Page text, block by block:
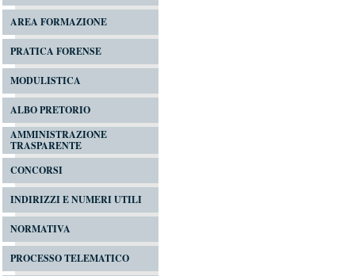
AREA FORMAZIONE
PRATICA FORENSE
MODULISTICA
ALBO PRETORIO
AMMINISTRAZIONE
TRASPARENTE
CONCORSI
INDIRIZZI E NUMERI UTILI
NORMATIVA
PROCESSO TELEMATICO